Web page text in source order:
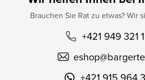
Brauchen Sie Rat zu etwas? Wir
+421 949 321
eshop@